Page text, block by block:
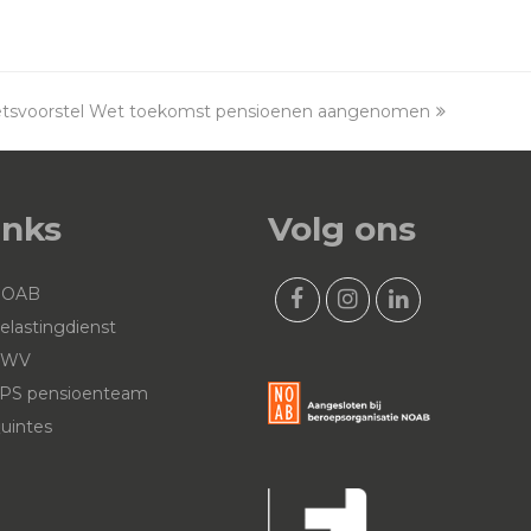
Wet toekomst pensioenen aangenomen
pensioenteam
Volg ons
F
e
o
t
L
k